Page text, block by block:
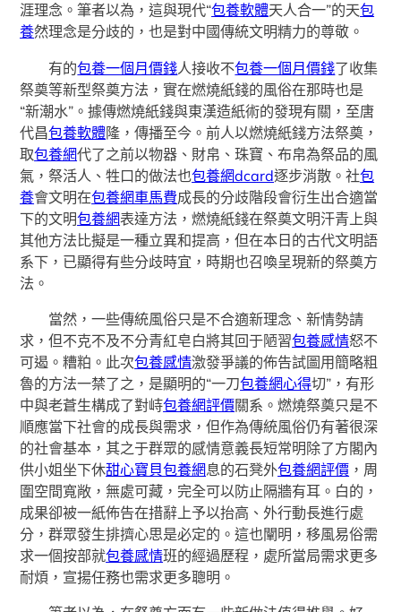
涯理念。筆者以為，這與現代“包養軟體天人合一”的天包
養然理念是分歧的，也是對中國傳統文明精力的尊敬。
有的包養一個月價錢人接收不包養一個月價錢了收集
祭奠等新型祭奠方法，實在燃燒紙錢的風俗在那時也是
“新潮水”。據傳燃燒紙錢與東漢造紙術的發現有關，至唐
代昌包養軟體隆，傳播至今。前人以燃燒紙錢方法祭奠，
取包養網代了之前以物器、財帛、珠寶、布帛為祭品的風
氣，祭活人、牲口的做法也包養網dcard逐步消散。社包
養會文明在包養網車馬費成長的分歧階段會衍生出合適當
下的文明包養網表達方法，燃燒紙錢在祭奠文明汗青上與
其他方法比擬是一種立異和提高，但在本日的古代文明語
系下，已顯得有些分歧時宜，時期也召喚呈現新的祭奠方
法。
當然，一些傳統風俗只是不合適新理念、新情勢請
求，但不克不及不分青紅皂白將其回于陋習包養感情怒不
可遏。糟粕。此次包養感情激發爭議的佈告試圖用簡略粗
魯的方法一禁了之，是顯明的“一刀包養網心得切”，有形
中與老蒼生構成了對峙包養網評價關系。燃燒祭奠只是不
順應當下社會的成長與需求，但作為傳統風俗仍有著很深
的社會基本，其之于群眾的感情意義長短常明除了方閣內
供小姐坐下休甜心寶貝包養網息的石凳外包養網評價 ，周
圍空間寬敞，無處可藏，完全可以防止隔牆有耳。白的，
成果卻被一紙佈告在措辭上予以抬高、外行動長進行處
分，群眾發生排擠心思是必定的。這也闡明，移風易俗需
求一個按部就包養感情班的經過歷程，處所當局需求更多
耐煩，宣揚任務也需求更多聰明。